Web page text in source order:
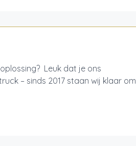
Leuk dat je ons
– sinds 2017 staan wij klaar om